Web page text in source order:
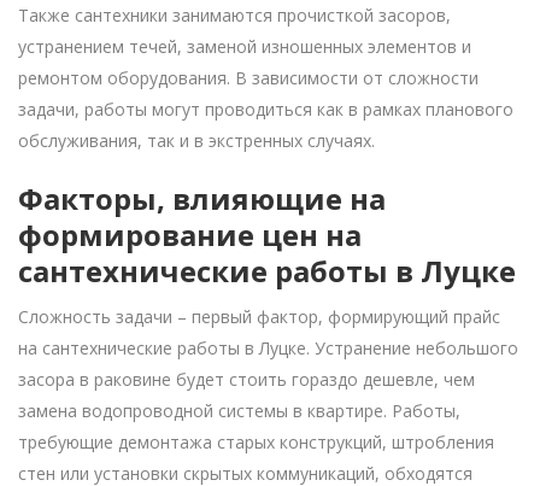
Также сантехники занимаются прочисткой засоров,
устранением течей, заменой изношенных элементов и
ремонтом оборудования. В зависимости от сложности
задачи, работы могут проводиться как в рамках планового
обслуживания, так и в экстренных случаях.
Факторы, влияющие на
формирование цен на
сантехнические работы в Луцке
Сложность задачи – первый фактор, формирующий прайс
на сантехнические работы в Луцке. Устранение небольшого
засора в раковине будет стоить гораздо дешевле, чем
замена водопроводной системы в квартире. Работы,
требующие демонтажа старых конструкций, штробления
стен или установки скрытых коммуникаций, обходятся